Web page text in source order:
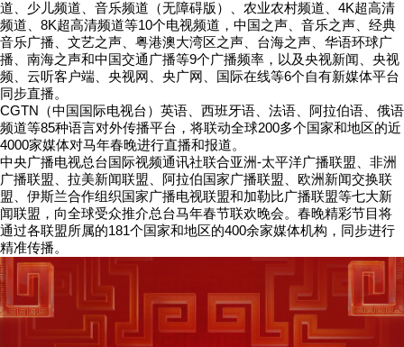
道、少儿频道、音乐频道（无障碍版）、农业农村频道、4K超高清
频道、8K超高清频道等10个电视频道，中国之声、音乐之声、经典
音乐广播、文艺之声、粤港澳大湾区之声、台海之声、华语环球广
播、南海之声和中国交通广播等9个广播频率，以及央视新闻、央视
频、云听客户端、央视网、央广网、国际在线等6个自有新媒体平台
同步直播。
CGTN（中国国际电视台）英语、西班牙语、法语、阿拉伯语、俄语
频道等85种语言对外传播平台，将联动全球200多个国家和地区的近
4000家媒体对马年春晚进行直播和报道。
中央广播电视总台国际视频通讯社联合亚洲-太平洋广播联盟、非洲
广播联盟、拉美新闻联盟、阿拉伯国家广播联盟、欧洲新闻交换联
盟、伊斯兰合作组织国家广播电视联盟和加勒比广播联盟等七大新
闻联盟，向全球受众推介总台马年春节联欢晚会。春晚精彩节目将
通过各联盟所属的181个国家和地区的400余家媒体机构，同步进行
精准传播。